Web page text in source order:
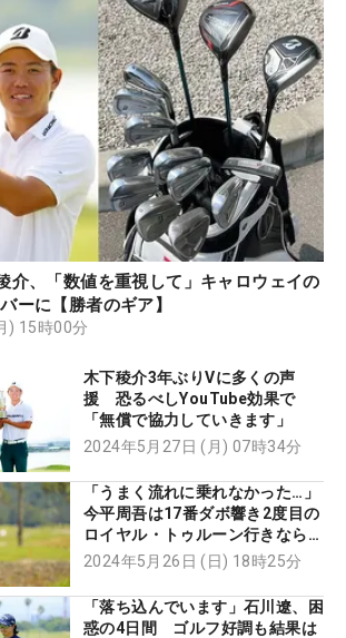
介、「数値を重視して」キャロウェイの
ーに【勝者のギア】
) 15時00分
木下稜介3年ぶりVに多くの声
援 恐るべしYouTube効果で
「無償で協力していきます」
2024年5月27日 (月) 07時34分
「うまく流れに乗れなかった…」
今平周吾は17番ダボ響き2度目の
ロイヤル・トゥルーン行きなら
ず
2024年5月26日 (日) 18時25分
「落ち込んでいます」石川遼、困
惑の4日間 ゴルフ好調も結果は